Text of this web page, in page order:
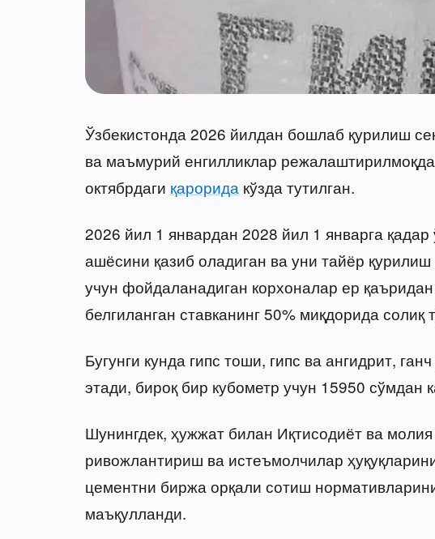
Ўзбекистонда 2026 йилдан бошлаб қурилиш
ва маъмурий енгилликлар
октябрдаги қарорида кўзда тутилган.
2026 йил 1 январдан 2028 йил 1 январга қадар
ашёсини қазиб оладиган ва уни тайёр
учун фойдаланадиган корхоналар ер
белгиланган ставканинг 50% миқдорида
Бугунги кунда гипс тоши, гипс ва ангидрит,
этади, бироқ бир кубометр учун 15950
Шунингдек, ҳужжат билан Иқтисодиёт ва
ривожлантириш ва истеъмолчилар
цементни биржа орқали сотиш
маъқулланди.